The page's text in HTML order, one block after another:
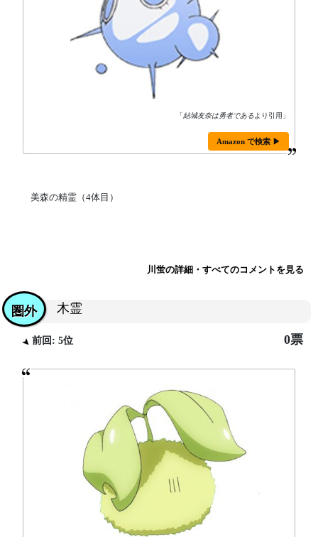
「結城友奈は勇者であるより引用」
Amazon で検索 ▶
美森の精霊（4体目）
川蛍の詳細・すべてのコメントを見る
木霊
圏外
前回: 5位 0票